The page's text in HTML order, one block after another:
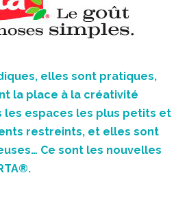
elles sont pratiques,
la place à la créativité
les espaces les plus petits et
restreints, et elles sont
Ce sont les nouvelles